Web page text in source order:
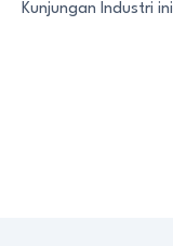
Kunjungan Industri